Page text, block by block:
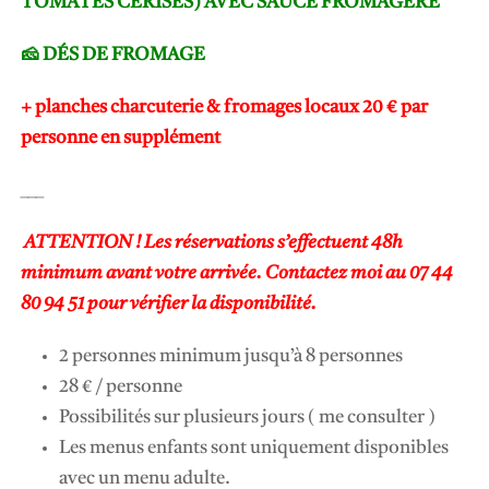
🧀 DÉS DE FROMAGE
+ planches charcuterie & fromages locaux 20€ par
personne en supplément
ATTENTION ! Les réservations s’effectuent 48h
minimum avant votre arrivée. Contactez moi au 07 44
80 94 51 pour vérifier la disponibilité.
2 personnes minimum jusqu’à 8 personnes
28 € / personne
Possibilités sur plusieurs jours ( me consulter )
Les menus enfants sont uniquement disponibles
avec un menu adulte.